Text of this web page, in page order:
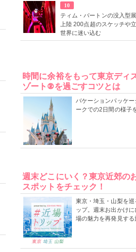
10
ティム・バートンの没入型
上陸 200点超のスケッチや
世界に迷い込む
時間に余裕をもって東京ディ
ゾート®を過ごすコツとは
バケーションパッケ
ークでの2日間の様子
週末どこにいく？東京近郊の
スポットをチェック！
東京・埼玉・山梨を巡
ップ。週末お出かけ
場の魅力を再発見する